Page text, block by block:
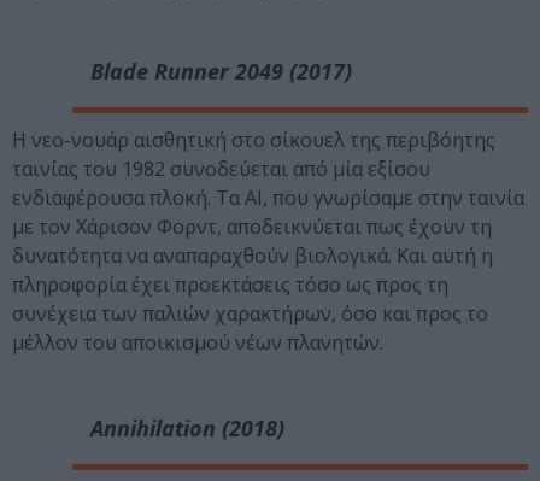
Blade Runner 2049 (2017)
Η νεο-νουάρ αισθητική στο σίκουελ της περιβόητης
ταινίας του 1982 συνοδεύεται από μία εξίσου
ενδιαφέρουσα πλοκή. Τα AI, που γνωρίσαμε στην ταινία
με τον Χάρισον Φορντ, αποδεικνύεται πως έχουν τη
δυνατότητα να αναπαραχθούν βιολογικά. Και αυτή η
πληροφορία έχει προεκτάσεις τόσο ως προς τη
συνέχεια των παλιών χαρακτήρων, όσο και προς το
μέλλον του αποικισμού νέων πλανητών.
Annihilation (2018)